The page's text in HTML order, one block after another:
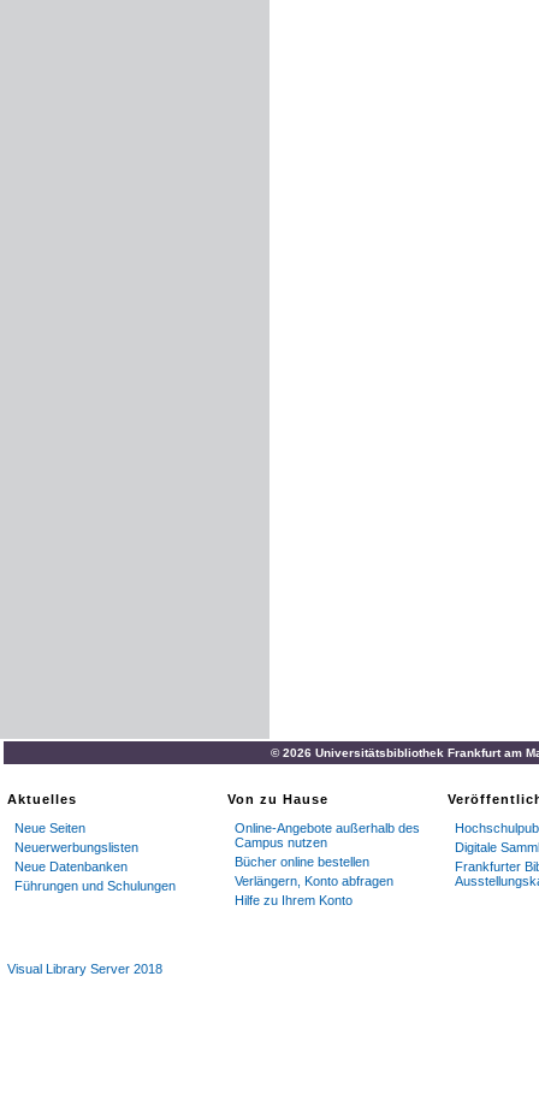
© 2026 Universitätsbibliothek Frankfurt am
Aktuelles
Neue Seiten
Neuerwerbungslisten
Neue Datenbanken
Führungen und Schulungen
Von zu Hause
Online-Angebote außerhalb des
Campus nutzen
Bücher online bestellen
Verlängern, Konto abfragen
Hilfe zu Ihrem Konto
Digitale
Frankfurter
Visual Library Server 2018